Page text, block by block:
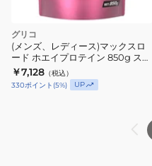
グリコ
(メンズ、レディース)マックスロ
ード ホエイプロテイン 850g スト
ロベリー味 G76111
￥7,128 （税込）
330ポイント (5%) UP